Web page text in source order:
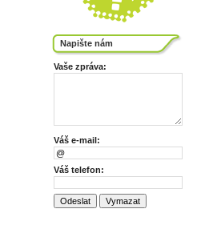
Napište nám
Vaše zpráva:
Váš e-mail:
Váš telefon: